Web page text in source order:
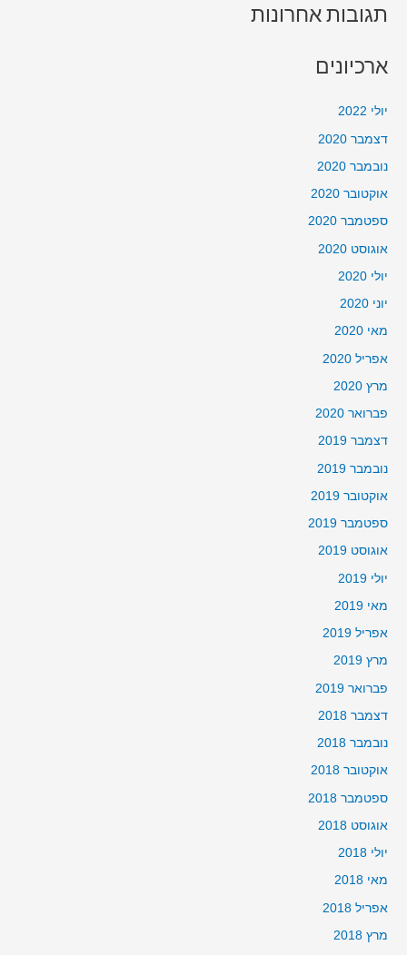
תגובות אחרונות
ארכיונים
יולי 2022
דצמבר 2020
נובמבר 2020
אוקטובר 2020
ספטמבר 2020
אוגוסט 2020
יולי 2020
יוני 2020
מאי 2020
אפריל 2020
מרץ 2020
פברואר 2020
דצמבר 2019
נובמבר 2019
אוקטובר 2019
ספטמבר 2019
אוגוסט 2019
יולי 2019
מאי 2019
אפריל 2019
מרץ 2019
פברואר 2019
דצמבר 2018
נובמבר 2018
אוקטובר 2018
ספטמבר 2018
אוגוסט 2018
יולי 2018
מאי 2018
אפריל 2018
מרץ 2018